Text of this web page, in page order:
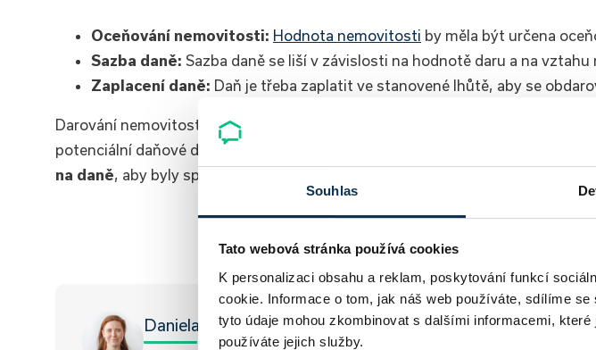
Souhlas
Tato webová stránka používá cookies
K personalizaci obsahu a reklam, poskytování funkcí
cookie. Informace o tom, jak náš web používáte, sdílíme
tyto údaje mohou zkombinovat s dalšími informacemi,
používáte jejich služby.
Oceňování nemovitosti: Hodnota nemovitosti by měla být určena
Sazba daně: Sazba daně se liší v závislosti na hodnotě daru a na vztahu
Zaplacení daně: Daň je třeba zaplatit ve stanovené lhůtě, aby se
Darování nemovitosti může být efektivním způsobem, jak převést majetek, ale
potenciální daňové důsledky. Před darováním nemovitosti
na daně, aby byly splněny všechny daňové povinnosti.
Chci spočítat hypotéku online
Daniela Opletalová